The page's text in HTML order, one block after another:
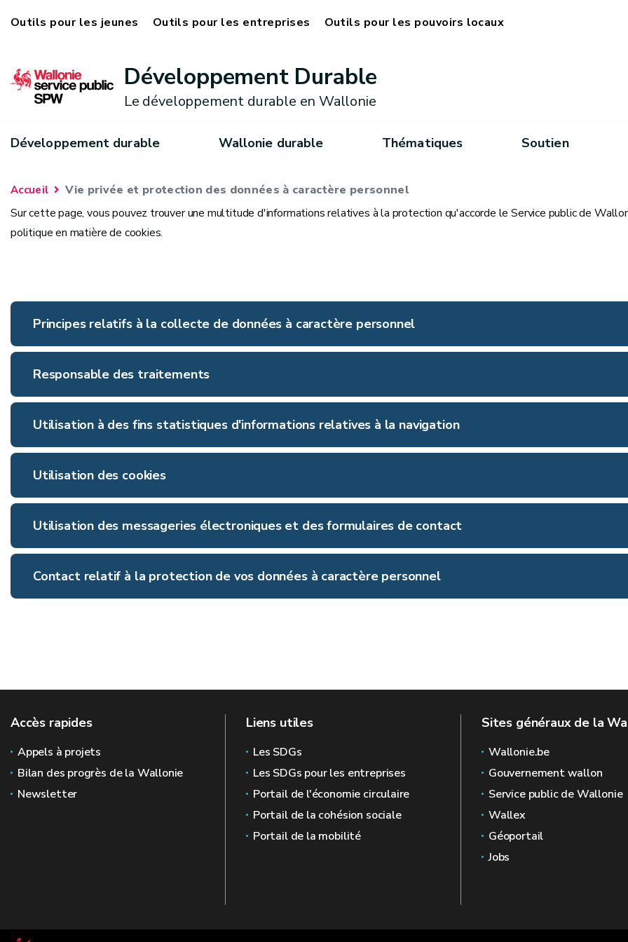
Outils pour les jeunes Outils pour les entreprises Outils pour les pouvoirs locaux
Développement Durable
Le développement durable en Wallonie
Développement durable Wallonie durable Thématiques Soutien
Accueil
Vie privée et protection des données à caractère personnel
Sur cette page, vous pouvez trouver une multitude d'informations relatives à la protection qu'accorde le Service public de
politique en matière de cookies.
Principes relatifs à la collecte de données à caractère personnel
Responsable des traitements
Utilisation à des fins statistiques d'informations relatives à la navigation
Utilisation des cookies
Utilisation des messageries électroniques et des formulaires de contact
Contact relatif à la protection de vos données à caractère personnel
Accès rapides
Appels à projets
Bilan des progrès de la Wallonie
Newsletter
Liens utiles
Les SDGs
Les SDGs pour les entreprises
Portail de l'économie circulaire
Portail de la cohésion sociale
Portail de la mobilité
Sites généraux de la
Wallonie.be
Gouvernement wallon
Service public de Wallonie
Wallex
Géoportail
Jobs